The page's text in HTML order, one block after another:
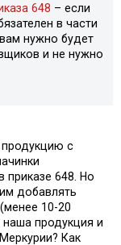
648 – если
в части
нужно будет
и не нужно
с
приказе 648. Но
добавлять
10-20
продукция и
Как